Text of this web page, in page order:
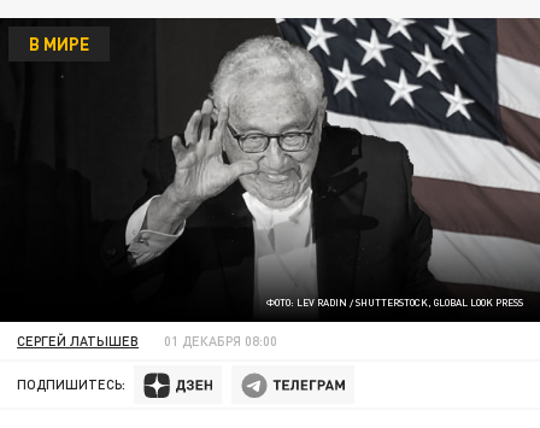
ФОТО: LEV RADIN / SHUTTERSTOCK, GLOBAL LOOK PRESS
В МИРЕ
СЕРГЕЙ ЛАТЫШЕВ 01 ДЕКАБРЯ 08:00
ПОДПИШИТЕСЬ: